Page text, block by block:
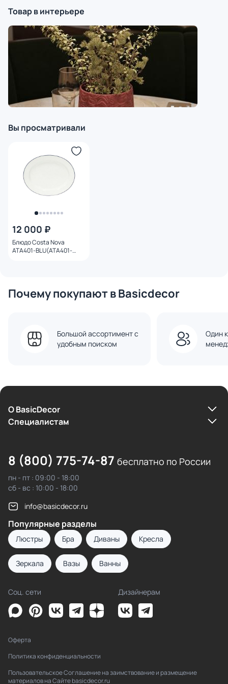
Товар в интерьере
Вы просматривали
12 000 ₽
Блюдо Costa Nova
ATA401-BLU(ATA401-
Почему покупают в Basicdecor
Большой ассортимент с
удобным поиском
Один
О BasicDecor
Cпециалистам
8 (800) 775-74-87 бесплатно по России
пн - пт : 09:00 - 18:00
сб - вс : 10:00 - 18:00
info@basicdecor.ru
Популярные разделы
Люстры Бра Диваны Кресла
Зеркала Вазы Ванны
Соц. сети Дизайнерам
Оферта
Политика конфиденциальности
Пользовательское Соглашение на заимствование и размещение
материалов на Сайте basicdecor.ru